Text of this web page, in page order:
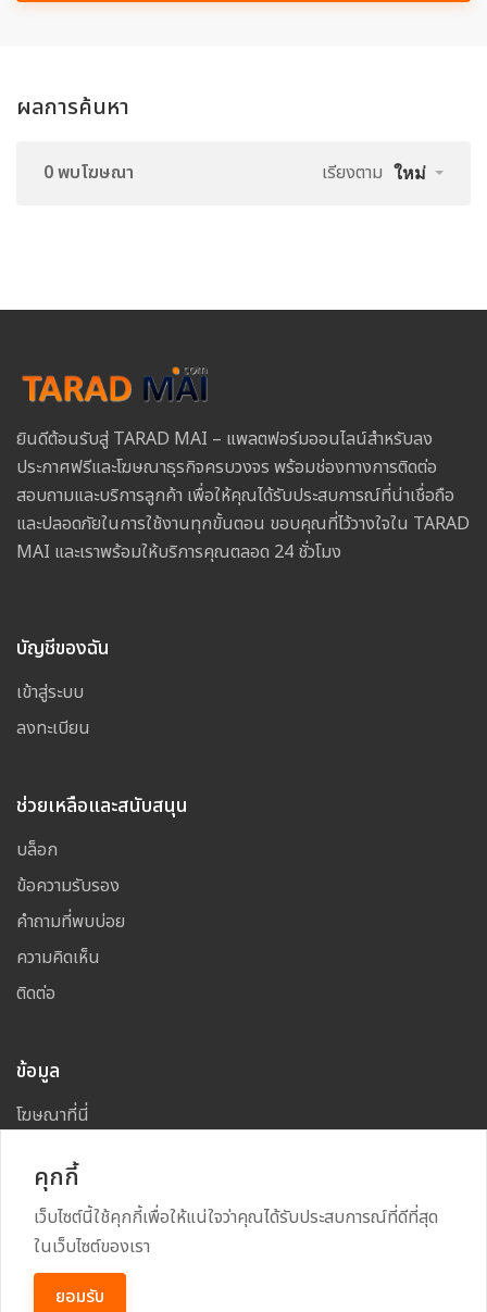
ผลการค้นหา
0 พบโฆษณา เรียงตาม ใหม่
ยินดีต้อนรับสู่ TARAD MAI – แพลตฟอร์มออนไลน์สำหรับลง
ประกาศฟรีและโฆษณาธุรกิจครบวงจร พร้อมช่องทางการติดต่อ
สอบถามและบริการลูกค้า เพื่อให้คุณได้รับประสบการณ์ที่น่าเชื่อถือ
และปลอดภัยในการใช้งานทุกขั้นตอน ขอบคุณที่ไว้วางใจใน TARAD
MAI และเราพร้อมให้บริการคุณตลอด 24 ชั่วโมง
บัญชีของฉัน
เข้าสู่ระบบ
ลงทะเบียน
ช่วยเหลือและสนับสนุน
บล็อก
ข้อความรับรอง
คำถามที่พบบ่อย
ความคิดเห็น
ติดต่อ
ข้อมูล
โฆษณาที่นี่
Copyright2026
Power ByRECRUSS SYSTEM
คุกกี้
เว็บไซต์นี้ใช้คุกกี้เพื่อให้แน่ใจว่าคุณได้รับประสบการณ์ที่ดีที่สุด
ในเว็บไซต์ของเรา
ยอมรับ